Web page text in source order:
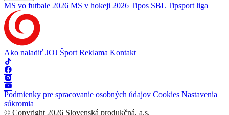
MS vo futbale 2026 MS v hokeji 2026 Tipos SBL Tipsport liga
Ako naladiť JOJ Šport Reklama Kontakt
Podmienky pre spracovanie osobných údajov Cookies Nastavenia
súkromia
© Copyright 2026 Slovenská produkčná, a.s.